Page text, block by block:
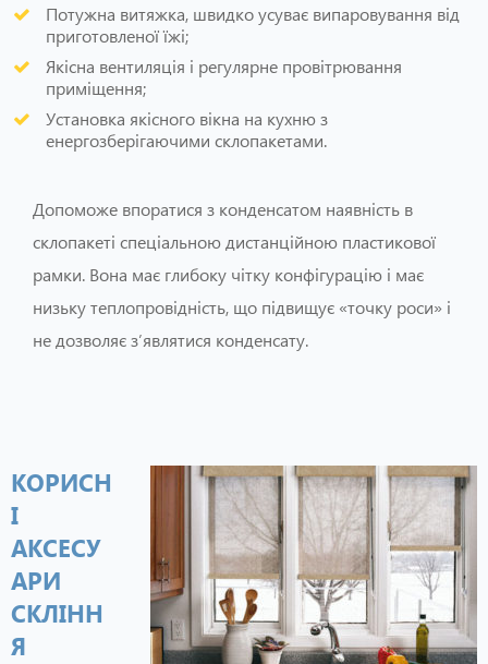
Потужна витяжка, швидко усуває випаровування від
приготовленої їжі;
Якісна вентиляція і регулярне провітрювання
приміщення;
Установка якісного вікна на кухню з
енергозберігаючими склопакетами.
Допоможе впоратися з конденсатом наявність в
склопакеті спеціальною дистанційною пластикової
рамки. Вона має глибоку чітку конфігурацію і має
низьку теплопровідність, що підвищує «точку роси» і
не дозволяє з’являтися конденсату.
КОРИСН
І
АКСЕСУ
АРИ
СКЛІНН
Я